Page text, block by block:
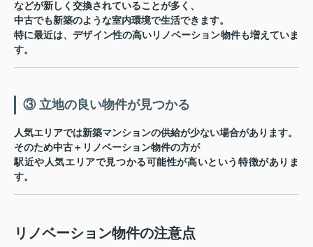
などが新しく交換されていることが多く、
中古でも新築のような室内環境で生活できます。
特に最近は、デザイン性の高いリノベーション物件も増えていま
す。
③ 立地の良い物件が見つかる
人気エリアでは新築マンションの供給が少ない場合があります。
そのため中古＋リノベーション物件の方が
駅近や人気エリアで見つかる可能性が高いという特徴がありま
す。
リノベーション物件の注意点